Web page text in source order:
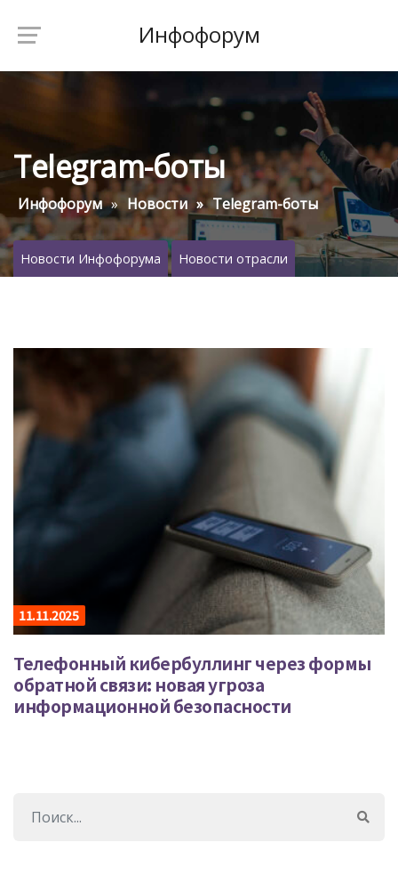
Инфофорум
Telegram-боты
Инфофорум Новости Telegram-боты
Новости Инфофорума Новости отрасли
11.11.2025
Телефонный кибербуллинг через формы
обратной связи: новая угроза
информационной безопасности